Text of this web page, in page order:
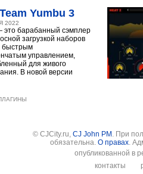
Yumbu 3
2022
это барабанный сэмплер
загрузкой наборов
быстрым
управлением,
для живого
В новой версии
© CJCity.ru, CJ John PM . При
обязательна. О правах.
опубликованной в
контакты